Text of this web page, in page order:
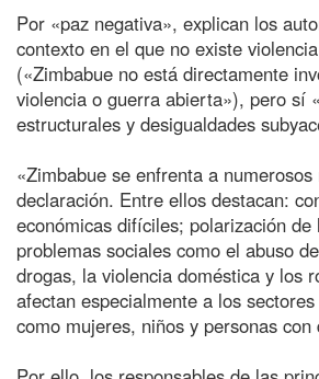
Por «paz negativa», explican los
contexto en el que no existe
(«Zimbabue no está directamente
violencia o guerra abierta»), pero sí
estructurales y desigualdades
«Zimbabue se enfrenta a
declaración. Entre ellos destacan:
económicas difíciles; polarización
problemas sociales como el abuso
drogas, la violencia doméstica y los
afectan especialmente a los
como mujeres, niños y personas con